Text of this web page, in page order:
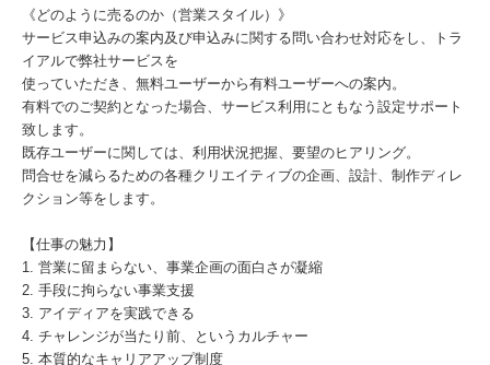
《どのように売るのか（営業スタイル）》
サービス申込みの案内及び申込みに関する問い合わせ対応をし、トラ
イアルで弊社サービスを
使っていただき、無料ユーザーから有料ユーザーへの案内。
有料でのご契約となった場合、サービス利用にともなう設定サポート
致します。
既存ユーザーに関しては、利用状況把握、要望のヒアリング。
問合せを減らるための各種クリエイティブの企画、設計、制作ディレ
クション等をします。
【仕事の魅力】
1. 営業に留まらない、事業企画の面白さが凝縮
2. 手段に拘らない事業支援
3. アイディアを実践できる
4. チャレンジが当たり前、というカルチャー
5. 本質的なキャリアアップ制度